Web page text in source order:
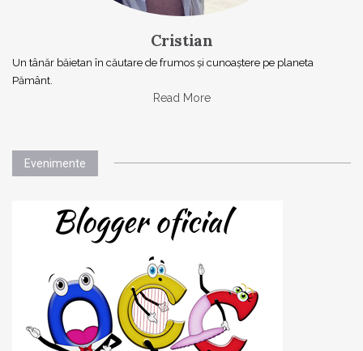
Cristian
Un tânăr băietan în căutare de frumos și cunoaștere pe planeta
Pământ.
Read More
Evenimente